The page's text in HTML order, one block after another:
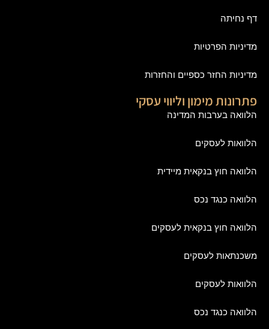
דף נחיתה
מדיניות הפרטיות
מדיניות החזר כספיים והחזרות
פתרונות מימון וליווי עסקי
הלוואה בערבות המדינה
הלוואות לעסקים
הלוואה חוץ בנקאית מיידית
הלוואה כנגד נכס
הלוואה חוץ בנקאית לעסקים
משכנתאות לעסקים
הלוואות לעסקים
הלוואה כנגד נכס